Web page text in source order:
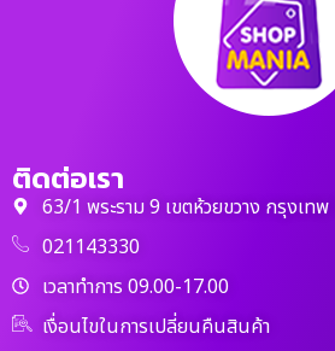
ติดต่อเรา
63/1 พระราม 9 เขตห้วยขวาง กรุงเท
021143330
เวลาทำการ 09.00-17.00
เงื่อนไขในการเปลี่ยนคืนสินค้า